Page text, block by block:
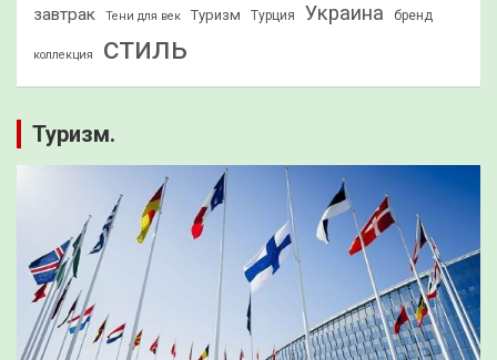
завтрак
Тени для век Туризм Турция Украина бренд
коллекция стиль
Туризм.